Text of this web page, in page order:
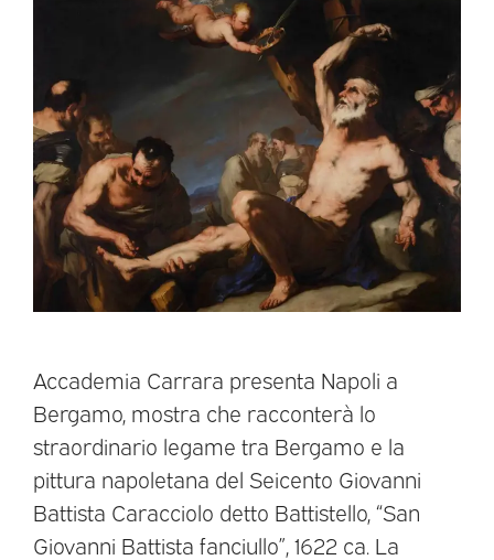
Accademia Carrara presenta Napoli a
Bergamo, mostra che racconterà lo
straordinario legame tra Bergamo e la
pittura napoletana del Seicento Giovanni
Battista Caracciolo detto Battistello, “San
Giovanni Battista fanciullo”, 1622 ca. La